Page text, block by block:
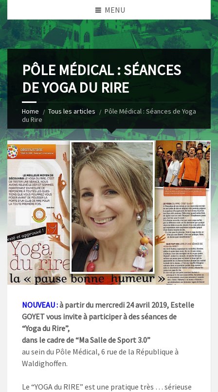
MENU
PÔLE MÉDICAL : SÉANCES
DE YOGA DU RIRE
Home Tous les articles
Pôle Médical : Séances de Yoga
du Rire
NOUVEAU :à partir du mercredi 24 avril 2019, Estelle
GOYET vous invite à participer à des séances de
“Yoga du Rire”,
dans le cadre de “Ma Salle de Sport 3.0”
au sein du Pôle Médical, 6 rue de la République à
Waldighoffen.
Le “YOGA du RIRE” est une pratique très … sérieuse